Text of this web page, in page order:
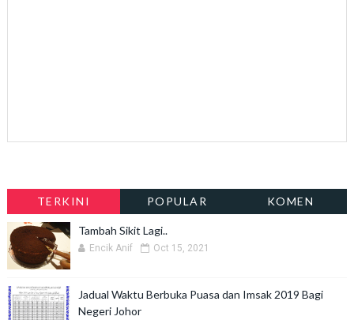
TERKINI POPULAR KOMEN
Tambah Sikit Lagi..
Encik Anif Oct 15, 2021
Jadual Waktu Berbuka Puasa dan Imsak 2019 Bagi
Negeri Johor